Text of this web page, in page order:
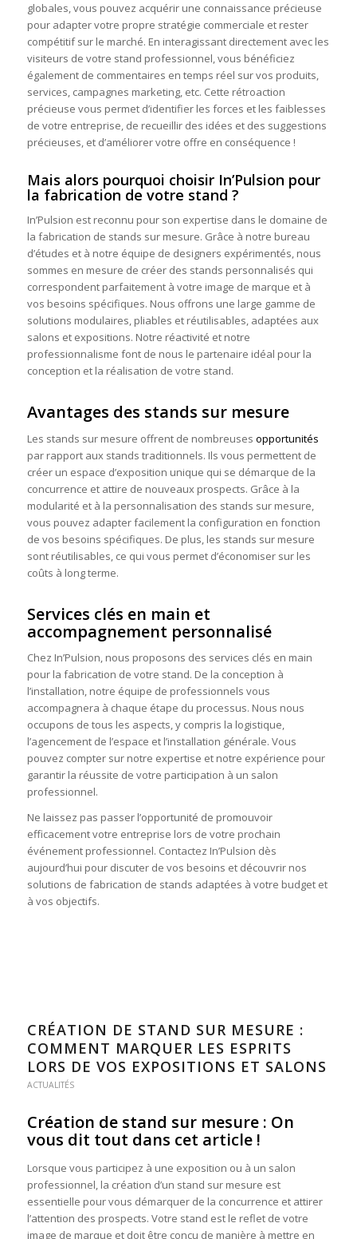
globales, vous pouvez acquérir une connaissance précieuse
pour adapter votre propre stratégie commerciale et rester
compétitif sur le marché. En interagissant directement avec les
visiteurs de votre stand professionnel, vous bénéficiez
également de commentaires en temps réel sur vos produits,
services, campagnes marketing, etc. Cette rétroaction
précieuse vous permet d’identifier les forces et les faiblesses
de votre entreprise, de recueillir des idées et des suggestions
précieuses, et d’améliorer votre offre en conséquence !
Mais alors pourquoi choisir In’Pulsion pour
la fabrication de votre stand ?
In’Pulsion est reconnu pour son expertise dans le domaine de
la fabrication de stands sur mesure. Grâce à notre bureau
d’études et à notre équipe de designers expérimentés, nous
sommes en mesure de créer des stands personnalisés qui
correspondent parfaitement à votre image de marque et à
vos besoins spécifiques. Nous offrons une large gamme de
solutions modulaires, pliables et réutilisables, adaptées aux
salons et expositions. Notre réactivité et notre
professionnalisme font de nous le partenaire idéal pour la
conception et la réalisation de votre stand.
Avantages des stands sur mesure
Les stands sur mesure offrent de nombreuses opportunités
par rapport aux stands traditionnels. Ils vous permettent de
créer un espace d’exposition unique qui se démarque de la
concurrence et attire de nouveaux prospects. Grâce à la
modularité et à la personnalisation des stands sur mesure,
vous pouvez adapter facilement la configuration en fonction
de vos besoins spécifiques. De plus, les stands sur mesure
sont réutilisables, ce qui vous permet d’économiser sur les
coûts à long terme.
Services clés en main et
accompagnement personnalisé
Chez In’Pulsion, nous proposons des services clés en main
pour la fabrication de votre stand. De la conception à
l’installation, notre équipe de professionnels vous
accompagnera à chaque étape du processus. Nous nous
occupons de tous les aspects, y compris la logistique,
l’agencement de l’espace et l’installation générale. Vous
pouvez compter sur notre expertise et notre expérience pour
garantir la réussite de votre participation à un salon
professionnel.
Ne laissez pas passer l’opportunité de promouvoir
efficacement votre entreprise lors de votre prochain
événement professionnel. Contactez In’Pulsion dès
aujourd’hui pour discuter de vos besoins et découvrir nos
solutions de fabrication de stands adaptées à votre budget et
à vos objectifs.
CRÉATION DE STAND SUR MESURE :
COMMENT MARQUER LES ESPRITS
LORS DE VOS EXPOSITIONS ET SALONS
ACTUALITÉS
Création de stand sur mesure : On
vous dit tout dans cet article !
Lorsque vous participez à une exposition ou à un salon
professionnel, la création d’un stand sur mesure est
essentielle pour vous démarquer de la concurrence et attirer
l’attention des prospects. Votre stand est le reflet de votre
image de marque et doit être conçu de manière à mettre en